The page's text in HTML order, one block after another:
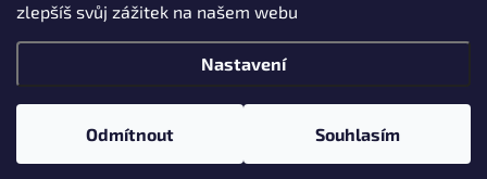
zlepšíš svůj zážitek na našem webu
Nastavení
Odmítnout Souhlasím
Vytvořil Shoptet
Copyright 2026WORKNOW. Všechna práva vyhrazena.Upravit nastavení